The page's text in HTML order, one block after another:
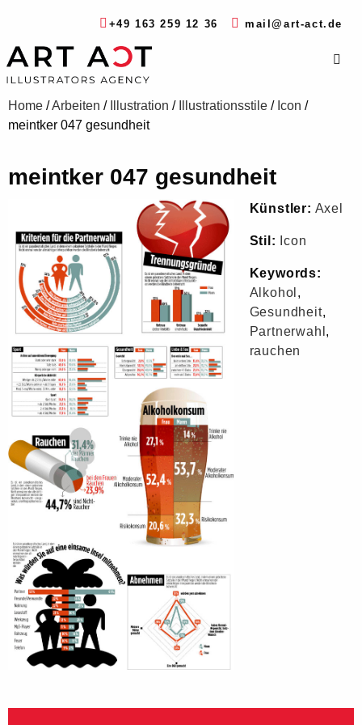
+49 163 259 12 36 mail@art-act.de
Home /Arbeiten / Illustration / Illustrationsstile / Icon /
meintker 047 gesundheit
meintker 047 gesundheit
Künstler: Axel
Stil: Icon
Keywords:
Alkohol ,
Gesundheit,
Partnerwahl ,
rauchen